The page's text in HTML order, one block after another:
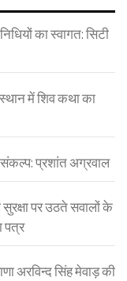
का स्वागत: सिटी
में शिव कथा का
प्रशांत अग्रवाल
पर उठते सवालों के
पत्र
अरविन्द सिंह मेवाड़ की